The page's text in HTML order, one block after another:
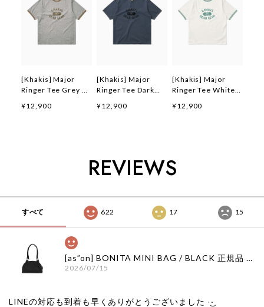
[Khakis] Major
Ringer Tee Grey 正
韓国ファッション 韓
¥12,900
[Khakis] Major
Ringer Tee Dark
ランド 韓国ファッシ
¥12,900
[Khakis] Major
Ringer Tee White
韓国ファッション 韓
¥12,900
REVIEWS
すべて 622 17 15
[as”on] BONITA MINI BAG / BLACK 正規品 韓国ブランド 韓国通販 韓国代行 韓国ファッション as on ason エズオン アズオン
2026/07/15
LINEの対応も到着も早くありがとうございました‪ ·͜·